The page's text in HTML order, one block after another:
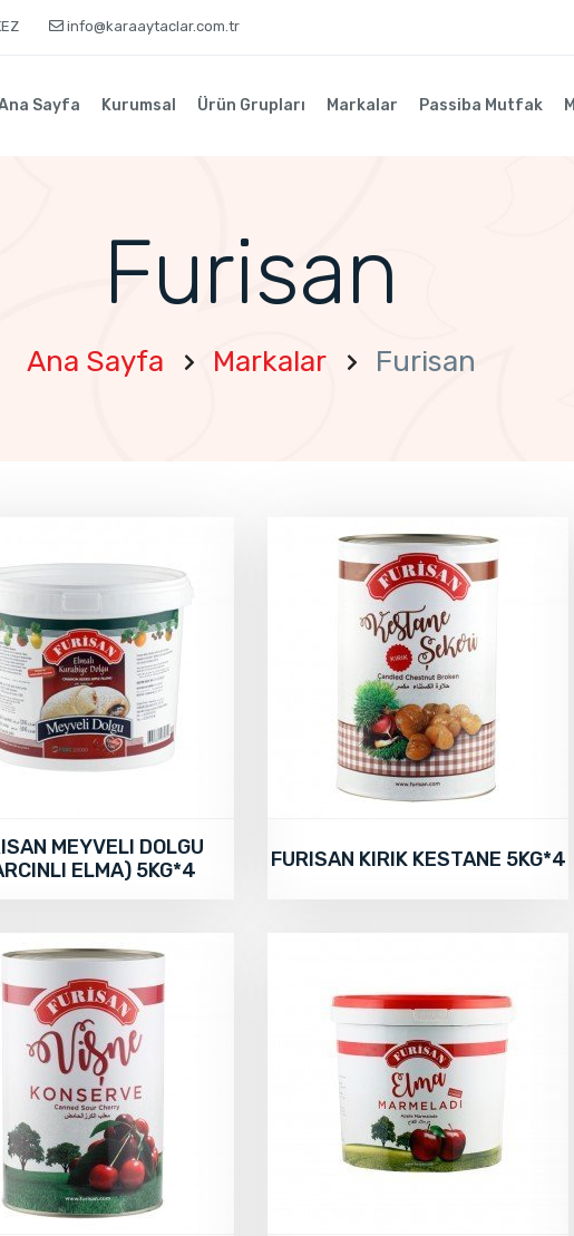
info@karaaytaclar.com.tr
Sayfa Kurumsal Ürün Grupları Markalar Passiba Mutfak
Furisan
Ana Sayfa Markalar Furisan
MEYVELI DOLGU
ELMA) 5KG*4
FURISAN KIRIK KESTANE 5KG*4